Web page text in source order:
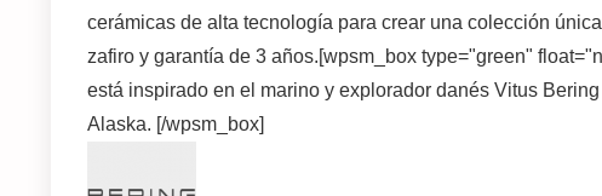
cerámicas de alta tecnología para crear una colección
zafiro y garantía de 3 años.[wpsm_box type="green"
está inspirado en el marino y explorador danés Vitus
Alaska. [/wpsm_box]